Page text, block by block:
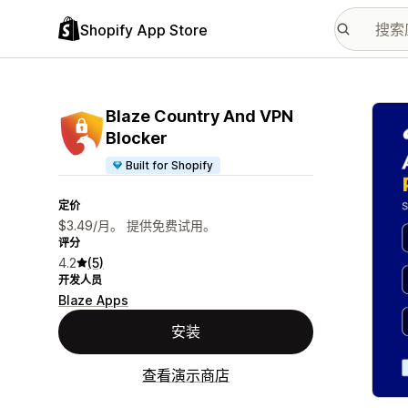
Shopify App Store
Blaze Country And VPN
Blocker
Built for Shopify
定价
$3.49/月。 提供免费试用。
评分
4.2 (5)
开发人员
Blaze Apps
安装
查看演示商店
配图